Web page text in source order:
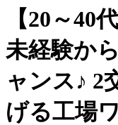
【20～40
未経験か
ャンス♪ 2
げる工場